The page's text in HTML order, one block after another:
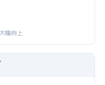
幅向上